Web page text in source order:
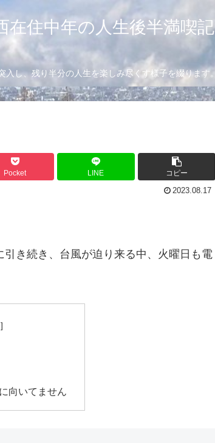
在住中年の人生後半満喫記
入し、残り半分の人生を楽しみ尽くす様子を綴ります。
Pocket LINE コピー
2023.08.17
き続き、台風が迫り来る中、火曜日も電
向いてません